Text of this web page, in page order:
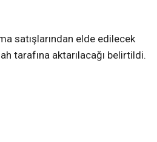
satışlarından elde edilecek
tarafına aktarılacağı belirtildi.